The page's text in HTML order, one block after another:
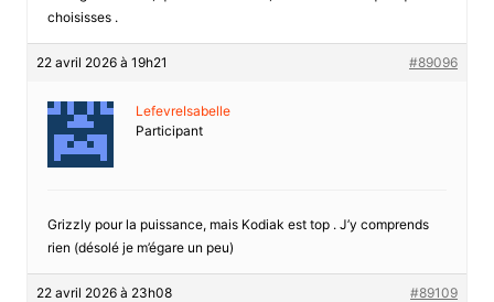
choisisses .
22 avril 2026 à 19h21 #89096
LefevreIsabelle
Participant
Grizzly pour la puissance, mais Kodiak est top . J’y comprends
rien (désolé je m’égare un peu)
22 avril 2026 à 23h08 #89109